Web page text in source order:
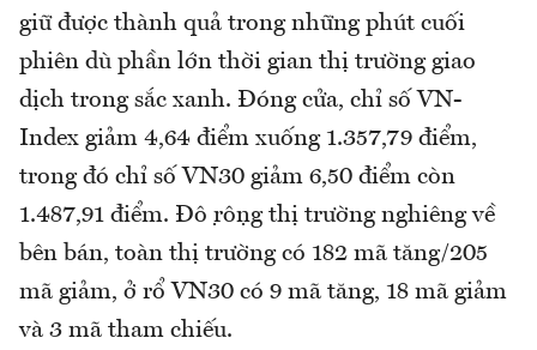
giữ được thành quả trong những phút cuối
phiên dù phần lớn thời gian thị trường giao
dịch trong sắc xanh. Đóng cửa, chỉ số VN-
Index giảm 4,64 điểm xuống 1.357,79 điểm,
trong đó chỉ số VN30 giảm 6,50 điểm còn
1.487,91 điểm. Độ rộng thị trường nghiêng về
bên bán, toàn thị trường có 182 mã tăng/205
mã giảm, ở rổ VN30 có 9 mã tăng, 18 mã giảm
và 3 mã tham chiếu.